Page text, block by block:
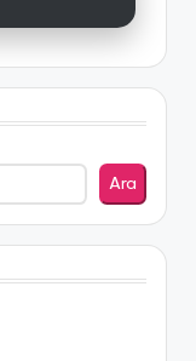
Ara